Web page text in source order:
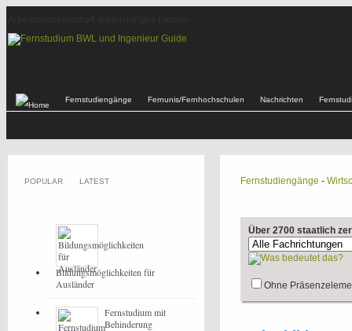
Fernstudiengänge Fernunis/Fernhochschulen Nachrichten
Fernstudiengänge -
Über 2700 staatlich
Ohne
POPULAR LATEST
Bildungsmöglichkeiten für
Ausländer
Fernstudium mit
Behinderung